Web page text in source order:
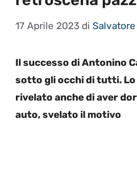
17 Aprile 2023 di
Il successo di Antonino
sotto gli occhi di tutti.
rivelato anche di aver
auto, svelato il motivo